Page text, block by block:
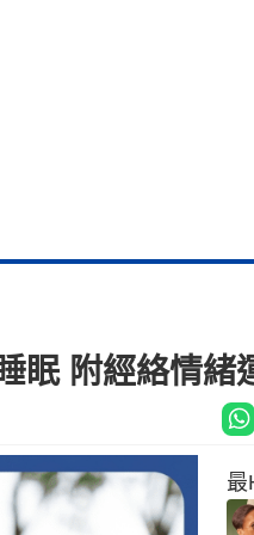
眠 附經絡情緒
最